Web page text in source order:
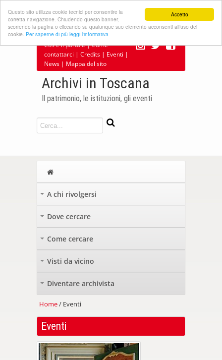
Accetto
Questo sito utilizza cookie tecnici per consentire la
corretta navigazione. Chiudendo questo banner,
scorrendo la pagina o cliccando su qualunque suo elemento acconsenti all’uso dei
cookie. Per saperne di più leggi l'informativa
Cos'è il portale|Come
contattarci | Credits | Eventi |
News | Mappa del sito
Archivi in Toscana
Il patrimonio, le istituzioni, gli eventi
A chi rivolgersi
Dove cercare
Come cercare
Visti da vicino
Diventare archivista
Home/ Eventi
Eventi